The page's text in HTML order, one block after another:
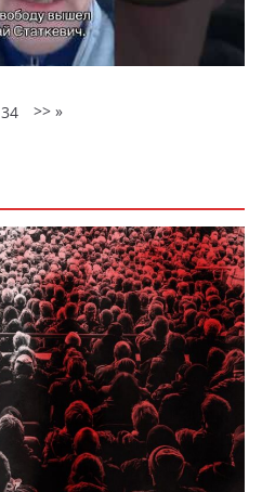
>> »